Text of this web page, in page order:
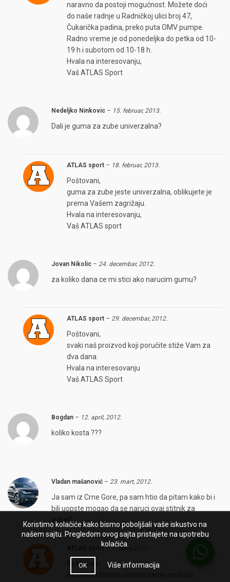
naravno da postoji mogućnost. Možete doći
do naše radnje u Radničkoj ulici broj 47,
Čukarička padina, preko puta OMV pumpe.
Radno vreme je od ponedeljka do petka od 10-
19 h i subotom od 10-18 h.
Hvala na interesovanju,
Vaš ATLAS Sport
Nedeljko Ninkovic – 15. februar, 2013.
Dali je guma za zube univerzalna?
ATLAS sport – 18. februar, 2013.
Poštovani,
guma za zube jeste univerzalna, oblikujete je
prema Vašem zagrižaju.
Hvala na interesovanju,
Vaš ATLAS sport
Jovan Nikolic – 24. decembar, 2012.
za koliko dana ce mi stici ako narucim gumu?
ATLAS sport – 29. decembar, 2012.
Poštovani,
svaki naš proizvod koji poručite stiže Vam za
dva dana.
Hvala na interesovanju
Vaš ATLAS Sport
Bogdan – 12. april, 2012.
koliko kosta ???
Vladan mašanović – 23. mart, 2012.
Ja sam iz Crne Gore, pa sam htio da pitam kako bi i
bili uopste mogao da se naruci ovaj stitnik za
zube?
ATLAS sport– 1. april, 2012.
Poštovani,
nažalost dostavu vršimo samo po Srbiji.
Koristimo kolačiće kako bismo poboljšali vaše iskustvo na
našem sajtu. Pregledom ovog sajta pristajete na upotrebu
kolačića.
OK Više informacija